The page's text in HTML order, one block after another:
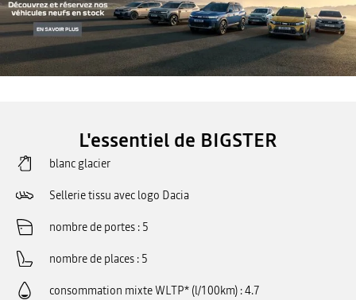
L'essentiel de BIGSTER
blanc glacier
Sellerie tissu avec logo Dacia
nombre de portes 5
nombre de places 5
consommation mixte WLTP* (l/100km) 4.7